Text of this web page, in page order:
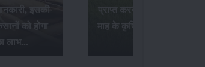
इसकी
को होगा
लाभ...
प्राप्त करने के लिए अक्टूबर
माह के कृषि संबंधी आवश्यक
कार्य...